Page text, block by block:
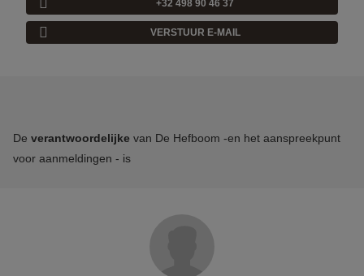
+32 498 90 46 37
VERSTUUR E-MAIL
De verantwoordelijke van De Hefboom -en het aanspreekpunt
voor aanmeldingen - is